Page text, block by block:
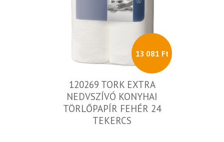
13 081 Ft
120269 TORK EXTRA
NEDVSZÍVÓ KONYHAI
TÖRLŐPAPÍR FEHÉR 24
TEKERCS